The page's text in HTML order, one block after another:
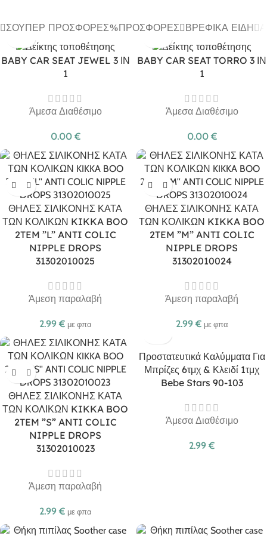
ΣΟΎΠΕΡ ΠΡΟΣΦΟΡΈΣ ΠΡΟΣΦΟΡΈΣ ΒΡΕΦΙΚΆ ΕΊΔΗ
BABY CAR SEAT JEWEL 3 ΙΝ
1
Άμεσα Διαθέσιμο
0.00 €
BABY CAR SEAT TORRO 3 ΙΝ
1
Άμεσα Διαθέσιμο
0.00 €
ΘΗΛΕΣ ΣΙΛΙΚΟΝΗΣ ΚΑΤΑ
ΤΩΝ ΚΟΛΙΚΩΝ KIKKA BOO
2TEM ”L” ANTI COLIC
NIPPLE DROPS
31302010025
Άμεση παραλαβή
2.99 € με φπα
ΘΗΛΕΣ ΣΙΛΙΚΟΝΗΣ ΚΑΤΑ
ΤΩΝ ΚΟΛΙΚΩΝ KIKKA BOO
2TEM ”M” ANTI COLIC
NIPPLE DROPS
31302010024
Άμεση παραλαβή
2.99 € με φπα
ΘΗΛΕΣ ΣΙΛΙΚΟΝΗΣ ΚΑΤΑ
ΤΩΝ ΚΟΛΙΚΩΝ KIKKA BOO
2TEM ”S” ANTI COLIC
NIPPLE DROPS
31302010023
Άμεση παραλαβή
2.99 € με φπα
Προστατευτικά Καλύμματα Για
Μπρίζες 6τμχ & Κλειδί 1τμχ
Bebe Stars 90-103
Άμεσα Διαθέσιμο
2.99 €